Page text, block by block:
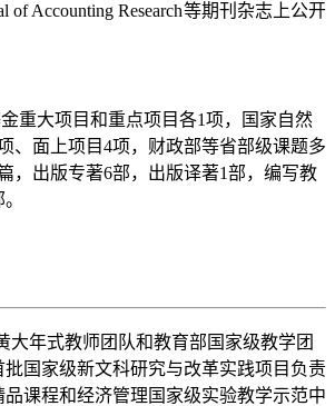
of Accounting Research等期刊杂志上公开
大项目和重点项目各1项，国家自然
、面上项目4项，财政部等省部级课题多
，出版专著6部，出版译著1部，编写教
大年式教师团队和教育部国家级教学团
批国家级新文科研究与改革实践项目负责
品课程和经济管理国家级实验教学示范中